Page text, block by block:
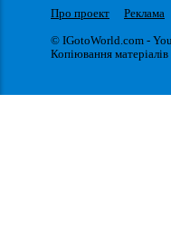
Про проект Реклама
© IGotoWorld.com -
Копіювання матеріалів